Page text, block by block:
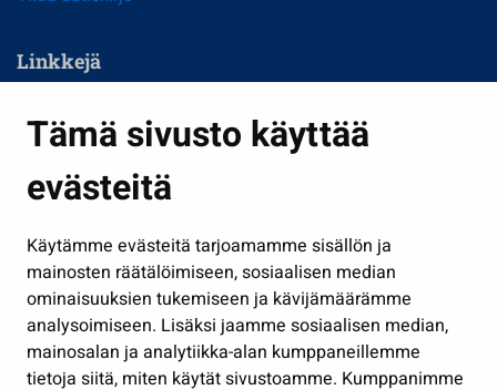
Tämä sivusto käyttää
evästeitä
Käytämme evästeitä tarjoamamme sisällön ja
mainosten räätälöimiseen, sosiaalisen median
ominaisuuksien tukemiseen ja kävijämäärämme
analysoimiseen. Lisäksi jaamme sosiaalisen median,
mainosalan ja analytiikka-alan kumppaneillemme
tietoja siitä, miten käytät sivustoamme. Kumppanimme
Linkkejä
Kasvatus ja opetus
Kulttuuri ja liikunta
Työ ja yrittäminen
Osallistu ja asioi
Näytä omat evästeasetukseni